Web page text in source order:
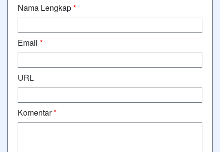
Nama Lengkap*
Email *
URL
Komentar*